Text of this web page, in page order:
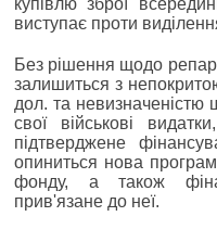
виступає проти
Без рішення щодо
залишиться з
дол. та невизначеністю
свої військові
підтверджене
опиниться нова
фонду, а також
прив'язане до неї.